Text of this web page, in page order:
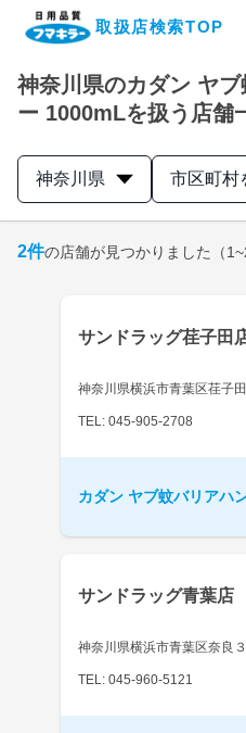
取扱店検索TOP
企業・IR情報サイト
製品情報サイト
取扱店検索はこちら
神奈川県のカダン ヤ
ー 1000mLを扱う店舗
神奈川県 市区町村
2件の店舗が見つかりました （
サンドラッグ荏子田
神奈川県横浜市青葉区荏子
TEL: 045-905-2708
カダン ヤブ蚊バリアハ
サンドラッグ青葉店
神奈川県横浜市青葉区奈良
TEL: 045-960-5121